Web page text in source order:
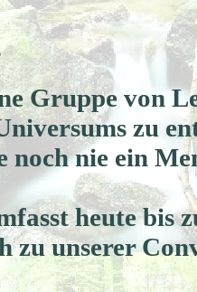
Gruppe von
zu
nie ein
heute bis
zu unserer